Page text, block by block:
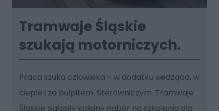
Tramwaje Śląskie
szukają motorniczych.
Praca szuka człowieka - w dodatku siedząca, w
cieple i za pulpitem. Sterowniczym. Tramwaje
Śląskie ogłosiły kolejny nabór na szkolenia dla